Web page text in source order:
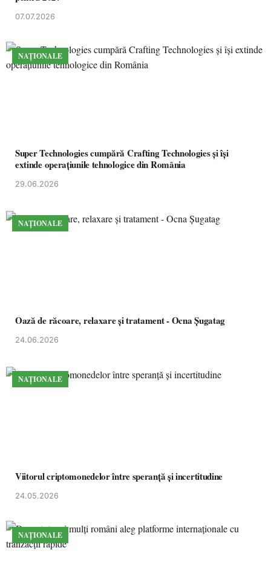
07.07.2026
NAȚIONALE
Super Technologies cumpără Crafting Technologies și își
extinde operațiunile tehnologice din România
29.06.2026
NAȚIONALE
Oază de răcoare, relaxare și tratament - Ocna Șugatag
24.06.2026
NAȚIONALE
Viitorul criptomonedelor între speranță și incertitudine
24.05.2026
NAȚIONALE